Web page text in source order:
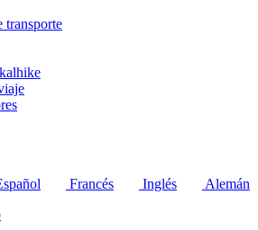
transporte
Francés Inglés
Alemán